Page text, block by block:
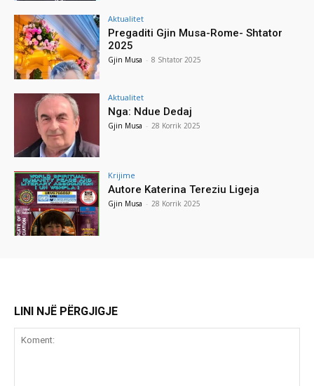
Aktualitet
Pregaditi Gjin Musa-Rome- Shtator
2025
Gjin Musa - 8 Shtator 2025
Aktualitet
Nga: Ndue Dedaj
Gjin Musa - 28 Korrik 2025
Krijime
Autore Katerina Tereziu Ligeja
Gjin Musa - 28 Korrik 2025
LINI NJË PËRGJIGJE